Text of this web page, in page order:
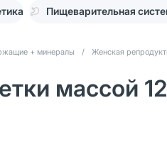
Пищеварительная
+ минералы / Женская
массой